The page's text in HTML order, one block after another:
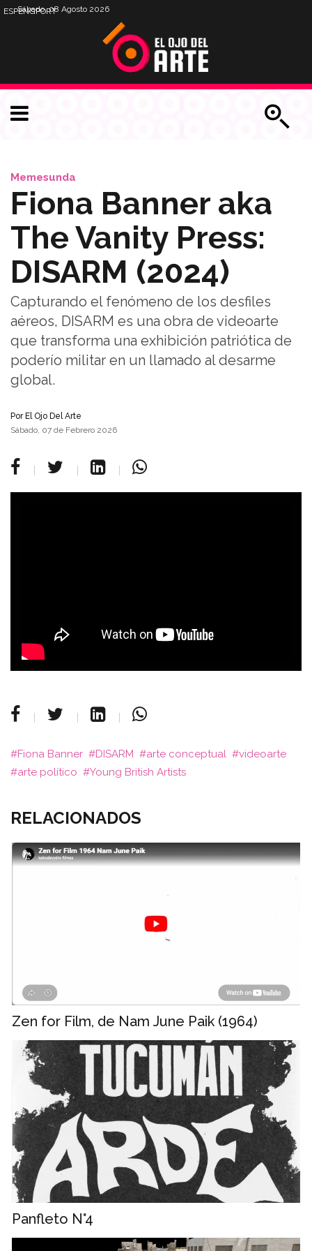
Sábado, 08 Agosto 2026
ESPENGPORT
Memesunda
Fiona Banner aka
The Vanity Press:
DISARM (2024)
Capturando el fenómeno de los desfiles
aéreos, DISARM es una obra de videoarte
que transforma una exhibición patriótica de
poderío militar en un llamado al desarme
global.
Por El Ojo Del Arte
Sábado, 07 de Febrero 2026
Fiona Banner DISARM arte conceptual
videoarte
arte político
Young British Artists
RELACIONADOS
Zen for Film, de Nam June Paik (1964)
Panfleto N°4